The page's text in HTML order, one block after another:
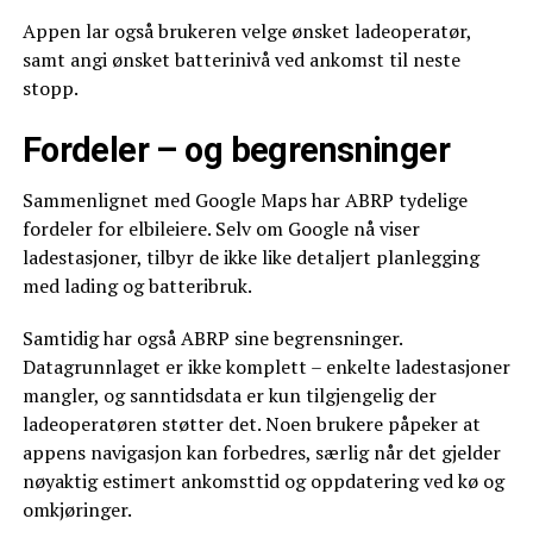
Appen lar også brukeren velge ønsket ladeoperatør,
samt angi ønsket batterinivå ved ankomst til neste
stopp.
Fordeler – og begrensninger
Sammenlignet med Google Maps har ABRP tydelige
fordeler for elbileiere. Selv om Google nå viser
ladestasjoner, tilbyr de ikke like detaljert planlegging
med lading og batteribruk.
Samtidig har også ABRP sine begrensninger.
Datagrunnlaget er ikke komplett – enkelte ladestasjoner
mangler, og sanntidsdata er kun tilgjengelig der
ladeoperatøren støtter det. Noen brukere påpeker at
appens navigasjon kan forbedres, særlig når det gjelder
nøyaktig estimert ankomsttid og oppdatering ved kø og
omkjøringer.